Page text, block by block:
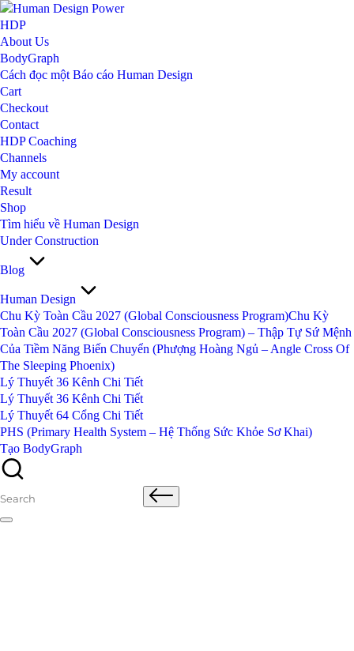
Skip
to
content
HDP
About Us
BodyGraph
Cách đọc một Báo cáo Human Design
Cart
Checkout
Contact
HDP Coaching
Channels
My account
Result
Shop
Tìm hiểu về Human Design
Under Construction
Blog
Human Design
Chu Kỳ Toàn Cầu 2027 (Global Consciousness Program)Chu Kỳ
Toàn Cầu 2027 (Global Consciousness Program) – Thập Tự Sứ Mệnh
Của Tiềm Năng Biến Chuyển (Phượng Hoàng Ngủ – Angle Cross Of
The Sleeping Phoenix)
Lý Thuyết 36 Kênh Chi Tiết
Lý Thuyết 36 Kênh Chi Tiết
Lý Thuyết 64 Cổng Chi Tiết
PHS (Primary Health System – Hệ Thống Sức Khỏe Sơ Khai)
Tạo BodyGraph
Search